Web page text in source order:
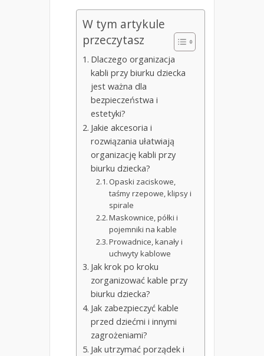
W tym artykule
przeczytasz
Dlaczego organizacja
kabli przy biurku dziecka
jest ważna dla
bezpieczeństwa i
estetyki?
Jakie akcesoria i
rozwiązania ułatwiają
organizację kabli przy
biurku dziecka?
Opaski zaciskowe,
taśmy rzepowe, klipsy i
spirale
Maskownice, półki i
pojemniki na kable
Prowadnice, kanały i
uchwyty kablowe
Jak krok po kroku
zorganizować kable przy
biurku dziecka?
Jak zabezpieczyć kable
przed dziećmi i innymi
zagrożeniami?
Jak utrzymać porządek i